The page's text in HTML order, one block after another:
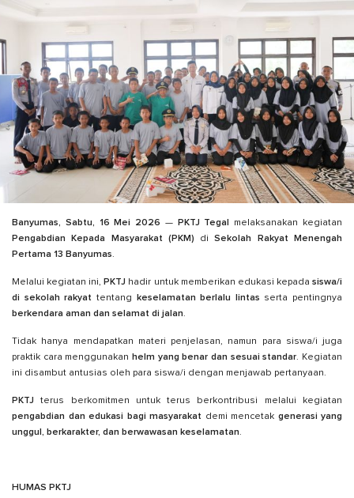
Banyumas, Sabtu, 16 Mei 2026 — PKTJ Tegal
melaksanakan kegiatan
Pengabdian Kepada Masyarakat (PKM) diSekolah Rakyat Menengah
Pertama 13 Banyumas.
Melalui kegiatan ini, PKTJ hadir untuk memberikan edukasi kepadasiswa/i
di sekolah rakyat tentang keselamatan berlalu lintas serta pentingnya
berkendara aman dan selamat di jalan.
Tidak hanya mendapatkan materi penjelasan, namun para siswa/i juga
praktik cara menggunakan helm yang benar dan sesuai standar. Kegiatan
ini disambut antusias oleh para siswa/i dengan menjawab pertanyaan.
PKTJ terus berkomitmen untuk terus berkontribusi melalui kegiatan
pengabdian dan edukasi bagi masyarakat demi mencetak generasi yang
unggul, berkarakter, dan berwawasan keselamatan.
HUMAS PKTJ